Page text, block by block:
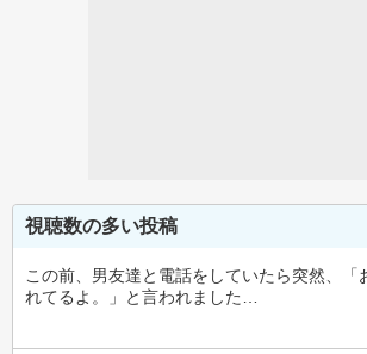
視聴数の多い投稿
この前、男友達と電話をしていたら突然、「
れてるよ。」と言われました…